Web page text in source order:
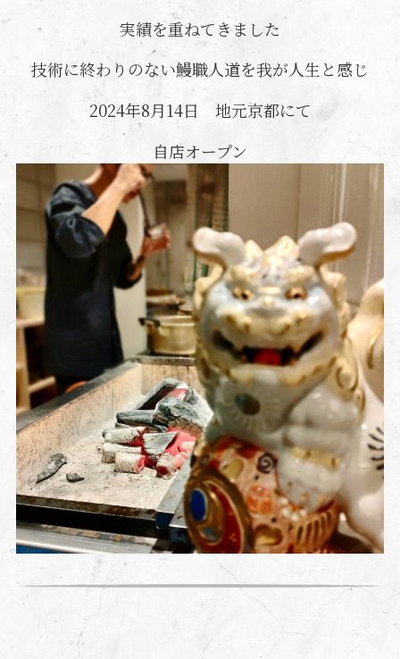
実績を重ねてきました
技術に終わりのない鰻職人道を我が人生と感じ
2024年8月14日 地元京都にて
自店オープン